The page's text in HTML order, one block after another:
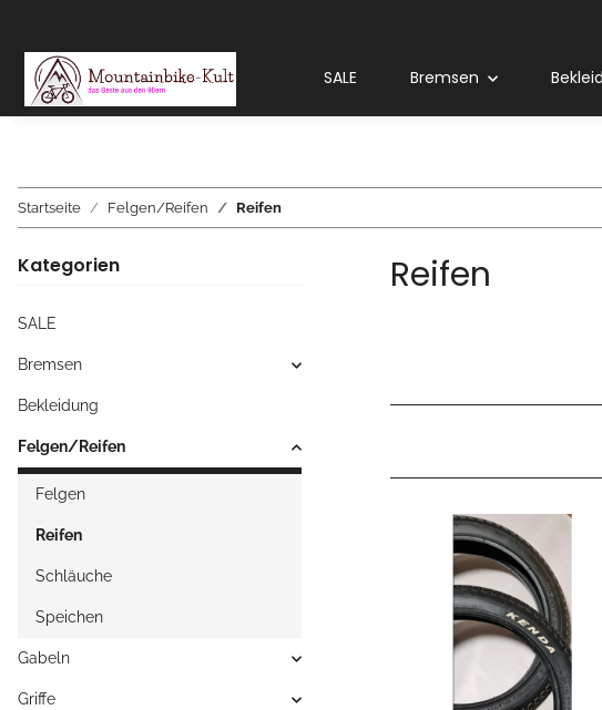
SALE Bremsen
Startseite Felgen/Reifen Reifen
Reifen
Kategorien
SALE
Bremsen
Bekleidung
Felgen/Reifen
Felgen
Reifen
Schläuche
Speichen
Gabeln
Griffe